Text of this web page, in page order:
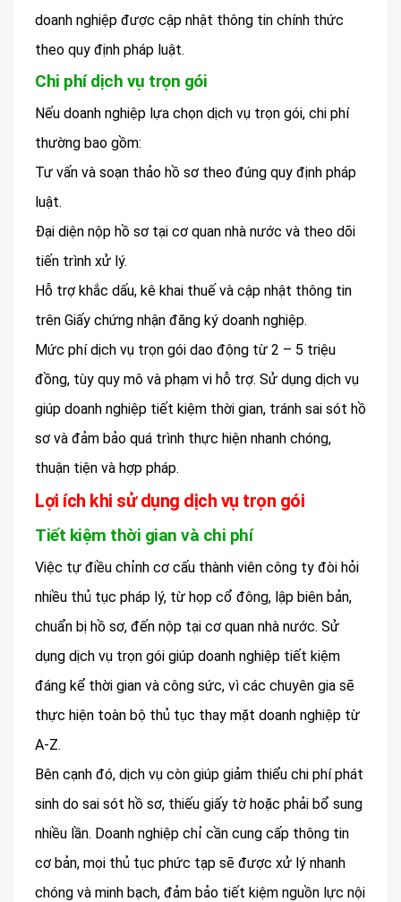
doanh nghiệp được cập nhật thông tin chính thức
theo quy định pháp luật.
Chi phí dịch vụ trọn gói
Nếu doanh nghiệp lựa chọn dịch vụ trọn gói, chi phí
thường bao gồm:
Tư vấn và soạn thảo hồ sơ theo đúng quy định pháp
luật.
Đại diện nộp hồ sơ tại cơ quan nhà nước và theo dõi
tiến trình xử lý.
Hỗ trợ khắc dấu, kê khai thuế và cập nhật thông tin
trên Giấy chứng nhận đăng ký doanh nghiệp.
Mức phí dịch vụ trọn gói dao động từ 2 – 5 triệu
đồng, tùy quy mô và phạm vi hỗ trợ. Sử dụng dịch vụ
giúp doanh nghiệp tiết kiệm thời gian, tránh sai sót hồ
sơ và đảm bảo quá trình thực hiện nhanh chóng,
thuận tiện và hợp pháp.
Lợi ích khi sử dụng dịch vụ trọn gói
Tiết kiệm thời gian và chi phí
Việc tự điều chỉnh cơ cấu thành viên công ty đòi hỏi
nhiều thủ tục pháp lý, từ họp cổ đông, lập biên bản,
chuẩn bị hồ sơ, đến nộp tại cơ quan nhà nước. Sử
dụng dịch vụ trọn gói giúp doanh nghiệp tiết kiệm
đáng kể thời gian và công sức, vì các chuyên gia sẽ
thực hiện toàn bộ thủ tục thay mặt doanh nghiệp từ
A-Z.
Bên cạnh đó, dịch vụ còn giúp giảm thiểu chi phí phát
sinh do sai sót hồ sơ, thiếu giấy tờ hoặc phải bổ sung
nhiều lần. Doanh nghiệp chỉ cần cung cấp thông tin
cơ bản, mọi thủ tục phức tạp sẽ được xử lý nhanh
chóng và minh bạch, đảm bảo tiết kiệm nguồn lực nội